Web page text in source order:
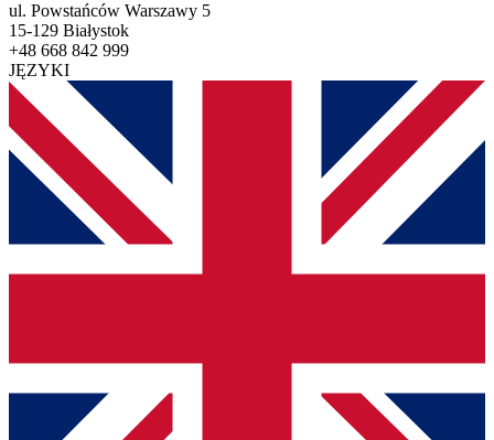
ul. Powstańców Warszawy 5
15-129 Białystok
+48 668 842 999
JĘZYKI